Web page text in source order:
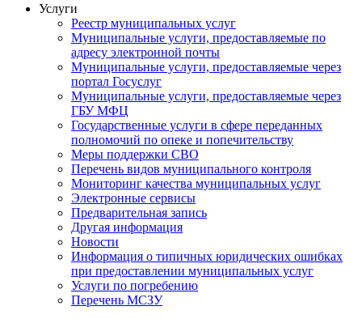
Услуги
Реестр муниципальных услуг
Муниципальные услуги, предоставляемые по
адресу электронной почты
Муниципальные услуги, предоставляемые через
портал Госуслуг
Муниципальные услуги, предоставляемые через
ГБУ МФЦ
Государственные услуги в сфере переданных
полномочий по опеке и попечительству
Меры поддержки СВО
Перечень видов муниципального контроля
Мониторинг качества муниципальных услуг
Электронные сервисы
Предварительная запись
Другая информация
Новости
Информация о типичных юридических ошибках
при предоставлении муниципальных услуг
Услуги по погребению
Перечень МСЗУ